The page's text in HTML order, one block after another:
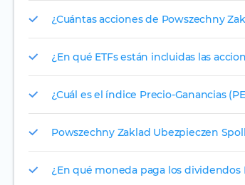
¿Cuántas acciones de Powszechny
¿En qué ETFs están incluidas las
¿Cuál es el índice Precio-Ganancias
Powszechny Zaklad Ubezpieczen
¿En qué moneda paga los